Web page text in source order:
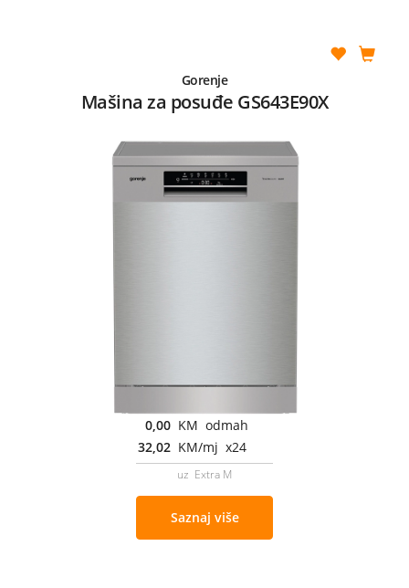
Gorenje
Mašina za posuđe GS643E90X
0,00 KM odmah
32,02 KM/mj x24
uz Extra M
Saznaj više